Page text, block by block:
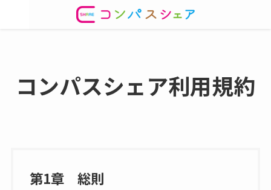
コンパスシェア利用規約
第1章 総則